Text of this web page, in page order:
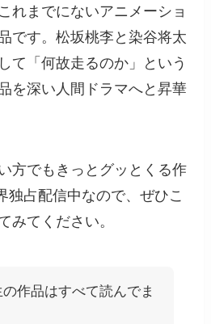
れまでにないアニメーショ
です。松坂桃李と染谷将太
て「何故走るのか」という
を深い人間ドラマへと昇華
方でもきっとグッとくる作
独占配信中なので、ぜひこ
みてください。
作品はすべて読んでま